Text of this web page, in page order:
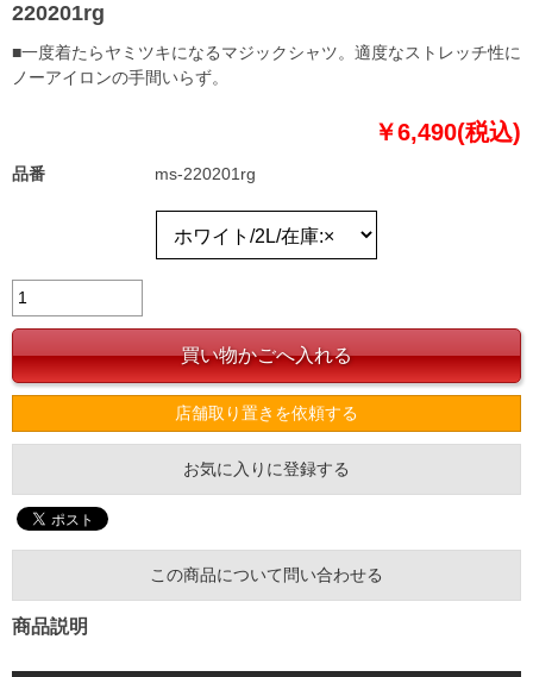
220201rg
■一度着たらヤミツキになるマジックシャツ。適度なストレッチ性に
ノーアイロンの手間いらず。
￥6,490(税込)
品番 ms-220201rg
店舗取り置きを依頼する
お気に入りに登録する
この商品について問い合わせる
商品説明